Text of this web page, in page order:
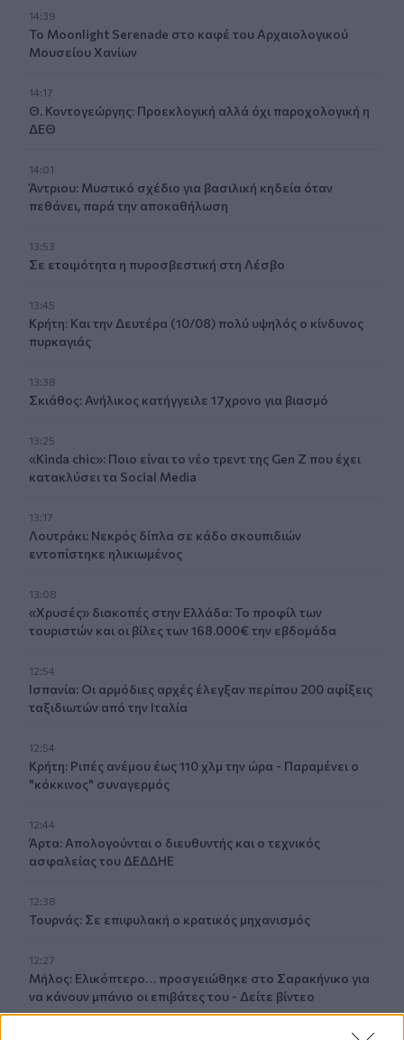
14:39
To Moonlight Serenade στο καφέ του Αρχαιολογικού
Μουσείου Χανίων
14:17
Θ. Κοντογεώργης: Προεκλογική αλλά όχι παροχολογική η
ΔΕΘ
14:01
Άντριου: Μυστικό σχέδιο για βασιλική κηδεία όταν
πεθάνει, παρά την αποκαθήλωση
13:53
Σε ετοιμότητα η πυροσβεστική στη Λέσβο
13:45
Κρήτη: Και την Δευτέρα (10/08) πολύ υψηλός ο κίνδυνος
πυρκαγιάς
13:38
Σκιάθος: Ανήλικος κατήγγειλε 17χρονο για βιασμό
13:25
«Kinda chic»: Ποιο είναι το νέο τρεντ της Gen Z που έχει
κατακλύσει τα Social Media
13:17
Λουτράκι: Νεκρός δίπλα σε κάδο σκουπιδιών
εντοπίστηκε ηλικιωμένος
13:08
«Χρυσές» διακοπές στην Ελλάδα: Το προφίλ των
τουριστών και οι βίλες των 168.000€ την εβδομάδα
12:54
Ισπανία: Οι αρμόδιες αρχές έλεγξαν περίπου 200 αφίξεις
ταξιδιωτών από την Ιταλία
12:54
Κρήτη: Ριπές ανέμου έως 110 χλμ την ώρα - Παραμένει ο
"κόκκινος" συναγερμός
12:44
Άρτα: Απολογούνται ο διευθυντής και ο τεχνικός
ασφαλείας του ΔΕΔΔΗΕ
12:38
Τουρνάς: Σε επιφυλακή ο κρατικός μηχανισμός
12:27
Μήλος: Ελικόπτερο… προσγειώθηκε στο Σαρακήνικο για
να κάνουν μπάνιο οι επιβάτες του - Δείτε βίντεο